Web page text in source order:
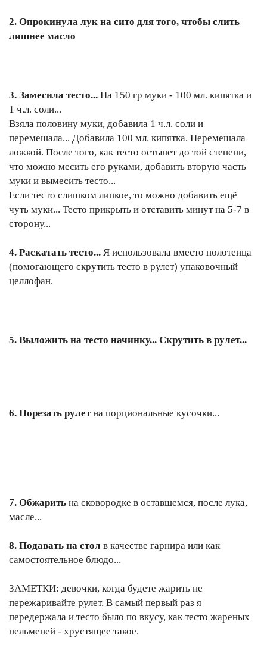
2. Опрокинула лук на сито для того, чтобы слить
лишнее масло
3. Замесила тесто... На 150 гр муки - 100 мл. кипятка и
1 ч.л. соли...
Взяла половину муки, добавила 1 ч.л. соли и
перемешала... Добавила 100 мл. кипятка. Перемешала
ложкой. После того, как тесто остынет до той степени,
что можно месить его руками, добавить вторую часть
муки и вымесить тесто...
Если тесто слишком липкое, то можно добавить ещё
чуть муки... Тесто прикрыть и отставить минут на 5-7 в
сторону...
4. Раскатать тесто... Я использовала вместо полотенца
(помогающего скрутить тесто в рулет) упаковочный
целлофан.
5. Выложить на тесто начинку... Скрутить в рулет...
6. Порезать рулетна порциональные кусочки...
7. Обжарить на сковородке в оставшемся, после лука,
масле...
8. Подавать на стол в качестве гарнира или как
самостоятельное блюдо...
ЗАМЕТКИ: девочки, когда будете жарить не
пережаривайте рулет. В самый первый раз я
передержала и тесто было по вкусу, как тесто жареных
пельменей - хрустящее такое.